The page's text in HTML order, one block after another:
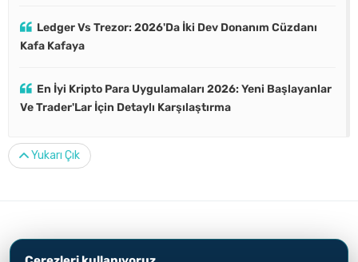
Ledger Vs Trezor: 2026'Da İki Dev Donanım Cüzdanı
Kafa Kafaya
En İyi Kripto Para Uygulamaları 2026: Yeni Başlayanlar
Ve Trader'Lar İçin Detaylı Karşılaştırma
Yukarı Çık